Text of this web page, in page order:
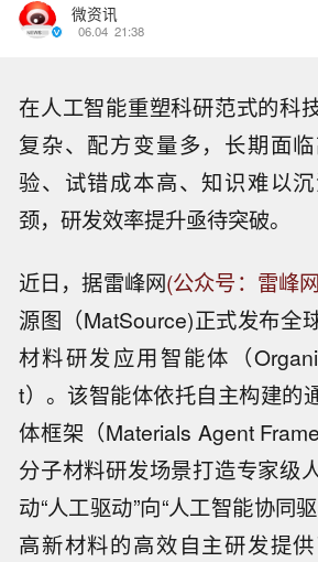
微资讯
06.04 21:38
在人工智能重塑科研范式的科
复杂、配方变量多，长期面
验、试错成本高、知识难以
颈，研发效率提升亟待突破。
近日，据雷峰网(公众号：雷峰
源图（MatSource)正式发布全
材料研发应用智能体（
t）。该智能体依托自主构建的
体框架（Materials Agent
分子材料研发场景打造专家级
动“人工驱动”向“人工智能协同
高新材料的高效自主研发提